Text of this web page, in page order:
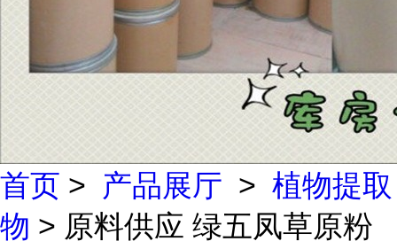
首页 > 产品展厅 > 植物提取
物 > 原料供应 绿五凤草原粉